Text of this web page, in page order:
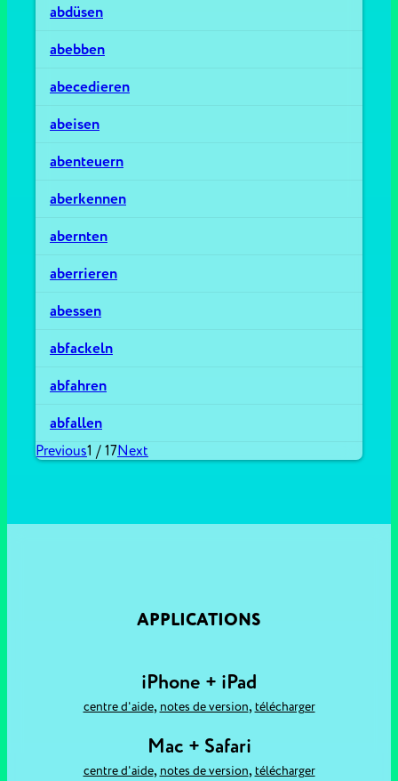
abdüsen
abebben
abecedieren
abeisen
abenteuern
aberkennen
abernten
aberrieren
abessen
abfackeln
abfahren
abfallen
Previous1 / 17Next
APPLICATIONS
iPhone + iPad
centre d'aide, notes de version, télécharger
Mac + Safari
centre d'aide, notes de version, télécharger